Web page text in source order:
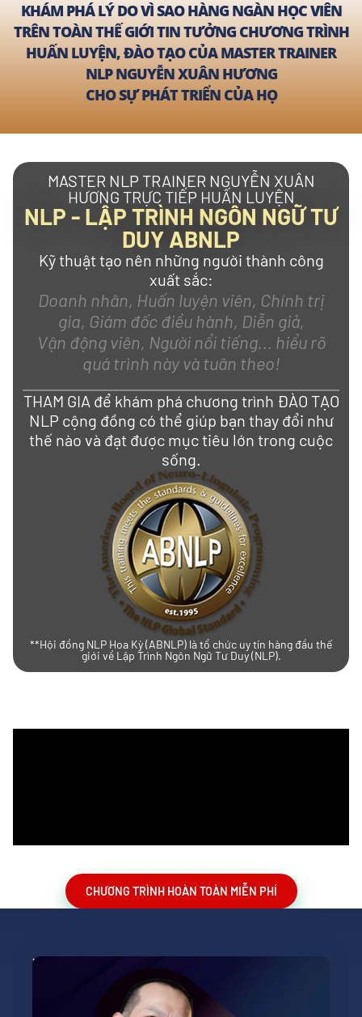
KHÁM PHÁ LÝ DO VÌ SAO HÀNG NGÀN HỌC VIÊN
TRÊN TOÀN THẾ GIỚI TIN TƯỞNG CHƯƠNG TRÌNH
HUẤN LUYỆN, ĐÀO TẠO CỦA MASTER TRAINER
NLP NGUYỄN XUÂN HƯƠNG
CHO SỰ PHÁT TRIỂN CỦA HỌ
MASTER NLP TRAINER NGUYỄN XUÂN
HƯƠNG TRỰC TIẾP HUẤN LUYỆN
NLP - LẬP TRÌNH NGÔN NGỮ TƯ
DUY ABNLP
Kỹ thuật tạo nên những người thành công
xuất sắc:
Doanh nhân, Huấn luyện viên, Chính trị
gia, Giám đốc điều hành, Diễn giả,
Vận động viên, Người nổi tiếng... hiểu rõ
quá trình này và tuân theo!
THAM GIA để khám phá chương trình ĐÀO TẠO
NLP cộng đồng có thể giúp bạn thay đổi như
thế nào và đạt được mục tiêu lớn trong cuộc
sống.
**Hội đồng NLP Hoa Kỳ (ABNLP) là tổ chức uy tín hàng đầu thế
giới về Lập Trình Ngôn Ngữ Tư Duy (NLP).
CHƯƠNG TRÌNH HOÀN TOÀN MIỄN PHÍ
Về